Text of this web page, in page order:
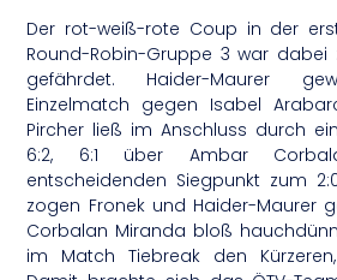
Der rot-weiß-rote Coup in der
Round-Robin-Gruppe 3 war dabei
gefährdet. Haider-Maurer
Einzelmatch gegen Isabel
Pircher ließ im Anschluss durch
6:2, 6:1 über Ambar
entscheidenden Siegpunkt zum
zogen Fronek und Haider-Maurer
Corbalan Miranda bloß hauchdünn
im Match Tiebreak den